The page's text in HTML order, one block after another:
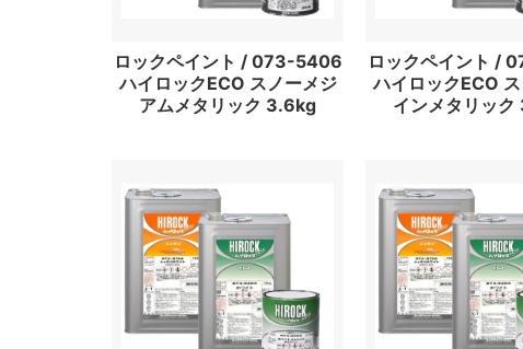
ロックペイント / 073-5406
ハイロックECO スノーメジ
アムメタリック 3.6kg
ロックペイント /
ハイロックECO
インメタリッ